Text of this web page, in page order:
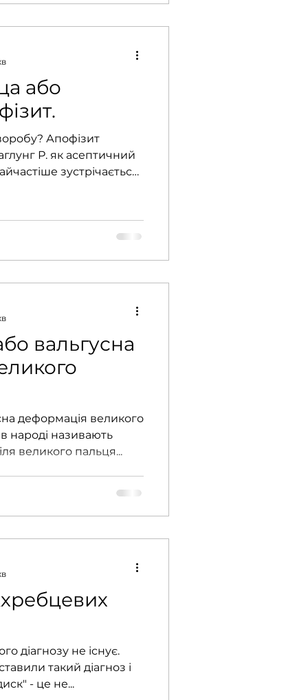
або
Апофізит
Р. як асептичний
зустрічається
вальгусна
деформація великого
народі називають
великого пальця...
діагнозу не існує.
такий діагноз і
- це не...